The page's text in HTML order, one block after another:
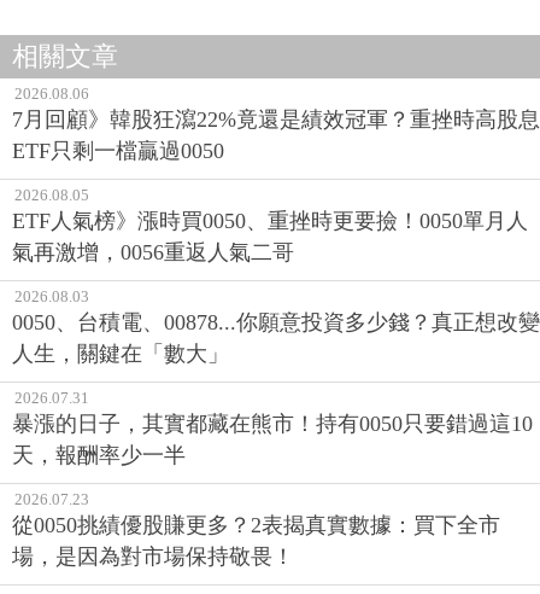
相關文章
2026.08.06
7月回顧》韓股狂瀉22%竟還是績效冠軍？重挫時高股息
ETF只剩一檔贏過0050
2026.08.05
ETF人氣榜》漲時買0050、重挫時更要撿！0050單月人
氣再激增，0056重返人氣二哥
2026.08.03
0050、台積電、00878...你願意投資多少錢？真正想改變
人生，關鍵在「數大」
2026.07.31
暴漲的日子，其實都藏在熊市！持有0050只要錯過這10
天，報酬率少一半
2026.07.23
從0050挑績優股賺更多？2表揭真實數據：買下全市
場，是因為對市場保持敬畏！